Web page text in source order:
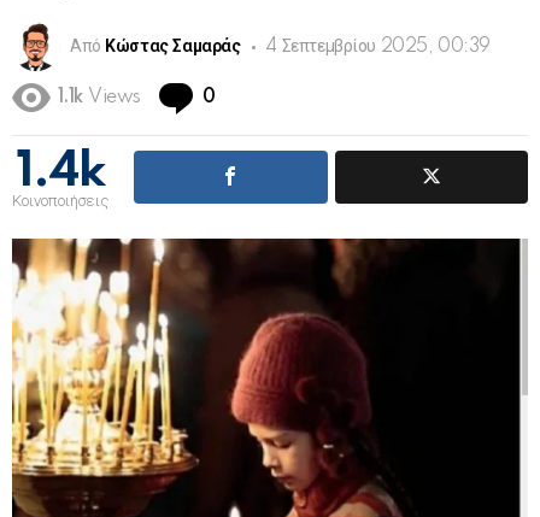
Από Κώστας Σαμαράς 4 Σεπτεμβρίου 2025, 00:39
1.1k Views 0
1.4k
Κοινοποιήσεις